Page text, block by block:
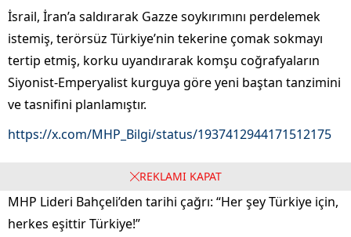
İsrail, İran’a saldırarak Gazze soykırımını perdelemek
istemiş, terörsüz Türkiye’nin tekerine çomak sokmayı
tertip etmiş, korku uyandırarak komşu coğrafyaların
Siyonist-Emperyalist kurguya göre yeni baştan tanzimini
ve tasnifini planlamıştır.
https://x.com/MHP_Bilgi/status/1937412944171512175
MHP Lideri Bahçeli’den tarihi çağrı: “Her şey Türkiye için,
herkes eşittir Türkiye!”
REKLAMI KAPAT